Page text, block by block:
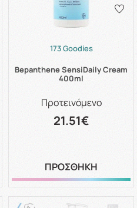
173 Goodies
Bepanthene SensiDaily Cream
400ml
Προτεινόμενο
21.51€
ΠΡΟΣΘΗΚΗ